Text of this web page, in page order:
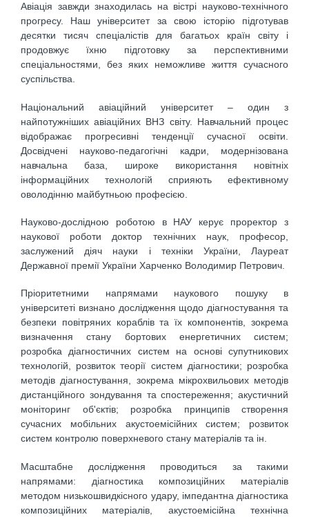
Авіація завжди знаходилась на вістрі науково-технічного
прогресу. Наш університет за свою історію підготував
десятки тисяч спеціалістів для багатьох країн світу і
продовжує їхню підготовку за перспективними
спеціальностями, без яких неможливе життя сучасного
суспільства.
Національний авіаційний університет – один з
найпотужніших авіаційних ВНЗ світу. Навчальний процес
відображає прогресивні тенденції сучасної освіти.
Досвідчені науково-педагогічні кадри, модернізована
навчальна база, широке використання новітніх
інформаційних технологій сприяють ефективному
оволодінню майбутньою професією.
Науково-дослідною роботою в НАУ керує проректор з
наукової роботи доктор технічних наук, професор,
заслужений діяч науки і техніки України, Лауреат
Державної премії України Харченко Володимир Петрович.
Пріоритетними напрямами наукового пошуку в
університеті визнано дослідження щодо діагностування та
безпеки повітряних кораблів та їх компонентів, зокрема
визначення стану бортових енергетичних систем;
розробка діагностичних систем на основі супутникових
технологій, розвиток теорії систем діагностики; розробка
методів діагностування, зокрема мікрохвильових методів
дистанційного зондування та спостереження; акустичний
моніторинг об'єктів; розробка принципів створення
сучасних мобільних акустоемісійних систем; розвиток
систем контролю поверхневого стану матеріалів та ін.
Масштабне дослідження проводиться за такими
напрямами: діагностика композиційних матеріалів
методом низькошвидкісного удару, імпедантна діагностика
композиційних матеріалів, акустоемісійна технічна